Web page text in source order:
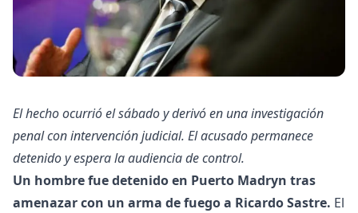
El hecho ocurrió el sábado y derivó en una investigación
penal con intervención judicial. El acusado permanece
detenido y espera la audiencia de control.
Un hombre fue detenido en Puerto Madryn tras
amenazar con un arma de fuego a Ricardo Sastre. El